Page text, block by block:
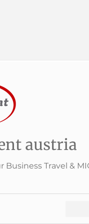
austria
Travel &